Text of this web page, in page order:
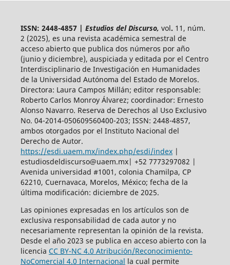
ISSN: 2448-4857 | Estudios del Discurso, vol. 11, núm.
2 (2025), es una revista académica semestral de
acceso abierto que publica dos números por año
(junio y diciembre), auspiciada y editada por el Centro
Interdisciplinario de Investigación en Humanidades
de la Universidad Autónoma del Estado de Morelos.
Directora: Laura Campos Millán; editor responsable:
Roberto Carlos Monroy Álvarez; coordinador: Ernesto
Alonso Navarro. Reserva de Derechos al Uso Exclusivo
No. 04-2014-050609560400-203; ISSN: 2448-4857,
ambos otorgados por el Instituto Nacional del
Derecho de Autor.
https://esdi.uaem.mx/index.php/esdi/index|
estudiosdeldiscurso@uaem.mx| +52 7773297082 |
Avenida universidad #1001, colonia Chamilpa, CP
62210, Cuernavaca, Morelos, México; fecha de la
última modificación: diciembre de 2025.
Las opiniones expresadas en los artículos son de
exclusiva responsabilidad de cada autor y no
necesariamente representan la opinión de la revista.
Desde el año 2023 se publica en acceso abierto con la
licencia CC BY-NC 4.0 Atribución/Reconocimiento-
NoComercial 4.0 Internacional la cual permite